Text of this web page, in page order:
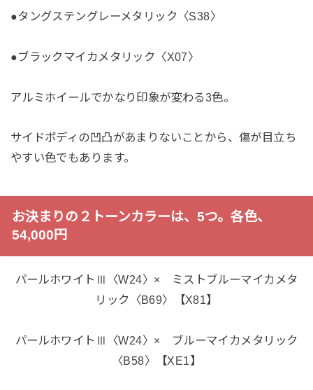
●タングステングレーメタリック〈S38〉
●ブラックマイカメタリック〈X07〉
アルミホイールでかなり印象が変わる3色。
サイドボディの凹凸があまりないことから、傷が目立ち
やすい色でもあります。
お決まりの２トーンカラーは、5つ。各色、
54,000円
パールホワイトⅢ〈W24〉× ミストブルーマイカメタ
リック〈B69〉【X81】
パールホワイトⅢ〈W24〉× ブルーマイカメタリック
〈B58〉【XE1】